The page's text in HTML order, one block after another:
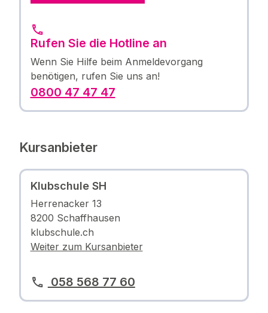
Rufen Sie die Hotline an
Wenn Sie Hilfe beim Anmeldevorgang
benötigen, rufen Sie uns an!
0800 47 47 47
Kursanbieter
Klubschule SH
Herrenacker 13
8200 Schaffhausen
klubschule.ch
Weiter zum Kursanbieter
058 568 77 60